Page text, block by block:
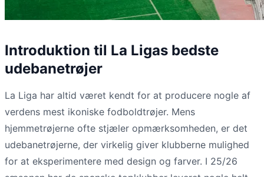
Introduktion til La Ligas bedste
udebanetrøjer
La Liga har altid været kendt for at producere nogle af
verdens mest ikoniske fodboldtrøjer. Mens
hjemmetrøjerne ofte stjæler opmærksomheden, er det
udebanetrøjerne, der virkelig giver klubberne mulighed
for at eksperimentere med design og farver. I 25/26